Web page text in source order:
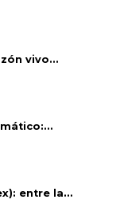
vivo...
entre la...